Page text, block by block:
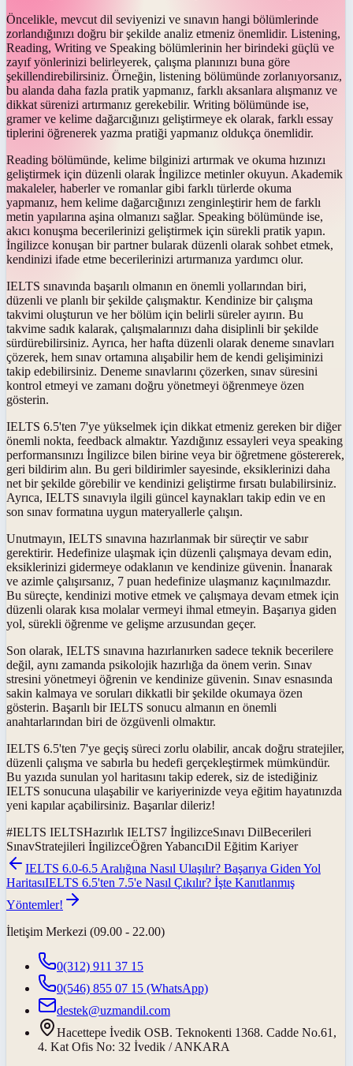
Öncelikle, mevcut dil seviyenizi ve sınavın hangi bölümlerinde
zorlandığınızı doğru bir şekilde analiz etmeniz önemlidir. Listening,
Reading, Writing ve Speaking bölümlerinin her birindeki güçlü ve
zayıf yönlerinizi belirleyerek, çalışma planınızı buna göre
şekillendirebilirsiniz. Örneğin, listening bölümünde zorlanıyorsanız,
bu alanda daha fazla pratik yapmanız, farklı aksanlara alışmanız ve
dikkat sürenizi artırmanız gerekebilir. Writing bölümünde ise,
gramer ve kelime dağarcığınızı geliştirmeye ek olarak, farklı essay
tiplerini öğrenerek yazma pratiği yapmanız oldukça önemlidir.
Reading bölümünde, kelime bilginizi artırmak ve okuma hızınızı
geliştirmek için düzenli olarak İngilizce metinler okuyun. Akademik
makaleler, haberler ve romanlar gibi farklı türlerde okuma
yapmanız, hem kelime dağarcığınızı zenginleştirir hem de farklı
metin yapılarına aşina olmanızı sağlar. Speaking bölümünde ise,
akıcı konuşma becerilerinizi geliştirmek için sürekli pratik yapın.
İngilizce konuşan bir partner bularak düzenli olarak sohbet etmek,
kendinizi ifade etme becerilerinizi artırmanıza yardımcı olur.
IELTS sınavında başarılı olmanın en önemli yollarından biri,
düzenli ve planlı bir şekilde çalışmaktır. Kendinize bir çalışma
takvimi oluşturun ve her bölüm için belirli süreler ayırın. Bu
takvime sadık kalarak, çalışmalarınızı daha disiplinli bir şekilde
sürdürebilirsiniz. Ayrıca, her hafta düzenli olarak deneme sınavları
çözerek, hem sınav ortamına alışabilir hem de kendi gelişiminizi
takip edebilirsiniz. Deneme sınavlarını çözerken, sınav süresini
kontrol etmeyi ve zamanı doğru yönetmeyi öğrenmeye özen
gösterin.
IELTS 6.5'ten 7'ye yükselmek için dikkat etmeniz gereken bir diğer
önemli nokta, feedback almaktır. Yazdığınız essayleri veya speaking
performansınızı İngilizce bilen birine veya bir öğretmene göstererek,
geri bildirim alın. Bu geri bildirimler sayesinde, eksiklerinizi daha
net bir şekilde görebilir ve kendinizi geliştirme fırsatı bulabilirsiniz.
Ayrıca, IELTS sınavıyla ilgili güncel kaynakları takip edin ve en
son sınav formatına uygun materyallerle çalışın.
Unutmayın, IELTS sınavına hazırlanmak bir süreçtir ve sabır
gerektirir. Hedefinize ulaşmak için düzenli çalışmaya devam edin,
eksiklerinizi gidermeye odaklanın ve kendinize güvenin. İnanarak
ve azimle çalışırsanız, 7 puan hedefinize ulaşmanız kaçınılmazdır.
Bu süreçte, kendinizi motive etmek ve çalışmaya devam etmek için
düzenli olarak kısa molalar vermeyi ihmal etmeyin. Başarıya giden
yol, sürekli öğrenme ve gelişme arzusundan geçer.
Son olarak, IELTS sınavına hazırlanırken sadece teknik becerilere
değil, aynı zamanda psikolojik hazırlığa da önem verin. Sınav
stresini yönetmeyi öğrenin ve kendinize güvenin. Sınav esnasında
sakin kalmaya ve soruları dikkatli bir şekilde okumaya özen
gösterin. Başarılı bir IELTS sonucu almanın en önemli
anahtarlarından biri de özgüvenli olmaktır.
IELTS 6.5'ten 7'ye geçiş süreci zorlu olabilir, ancak doğru stratejiler,
düzenli çalışma ve sabırla bu hedefi gerçekleştirmek mümkündür.
Bu yazıda sunulan yol haritasını takip ederek, siz de istediğiniz
IELTS sonucuna ulaşabilir ve kariyerinizde veya eğitim hayatınızda
yeni kapılar açabilirsiniz. Başarılar dileriz!
#IELTS IELTSHazırlık IELTS7 İngilizceSınavı DilBecerileri
SınavStratejileri İngilizceÖğren YabancıDil Eğitim Kariyer
IELTS 6.0-6.5 Aralığına Nasıl Ulaşılır? Başarıya Giden Yol
HaritasıIELTS 6.5'ten 7.5'e Nasıl Çıkılır? İşte Kanıtlanmış
Yöntemler!
İletişim Merkezi (09.00 - 22.00)
0(312) 911 37 15
0(546) 855 07 15 (WhatsApp)
destek@uzmandil.com
Hacettepe İvedik OSB. Teknokenti 1368. Cadde No.61,
4. Kat Ofis No: 32 İvedik / ANKARA